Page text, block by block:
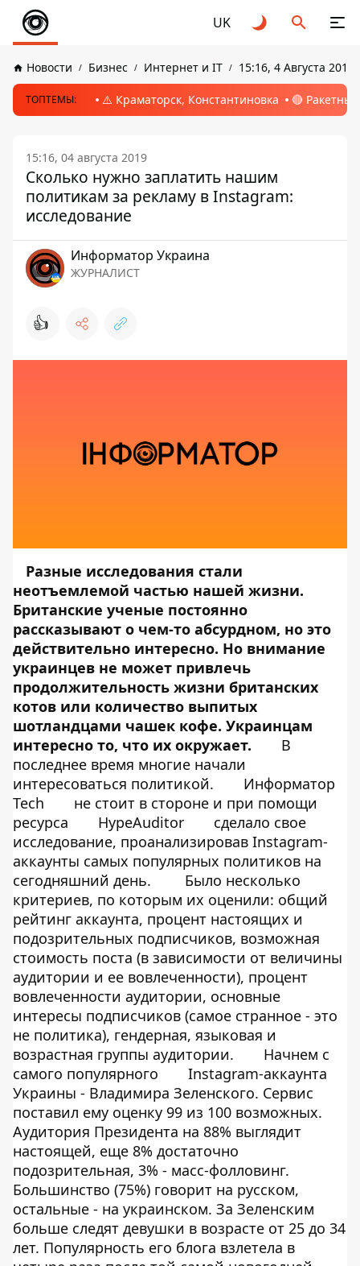
UK
Новости Бизнес Интернет и IT 15:16, 4 Августа 2019
ТОПТЕМЫ: ⚠️ Краматорск, Константиновка 🔴
15:16, 04 августа 2019
Сколько нужно заплатить нашим
политикам за рекламу в Instagram:
исследование
Информатор Украина
ЖУРНАЛИСТ
👍
Разные исследования стали
неотъемлемой частью нашей жизни.
Британские ученые постоянно
рассказывают о чем-то абсурдном, но это
действительно интересно. Но внимание
украинцев не может привлечь
продолжительность жизни британских
котов или количество выпитых
шотландцами чашек кофе. Украинцам
интересно то, что их окружает.
В
последнее время многие начали
интересоваться политикой.
Информатор
Tech
не стоит в стороне и при помощи
ресурса
HypeAuditor
сделало свое
исследование, проанализировав Instagram-
аккаунты самых популярных политиков на
сегодняшний день.
Было несколько
критериев, по которым их оценили: общий
рейтинг аккаунта, процент настоящих и
подозрительных подписчиков, возможная
стоимость поста (в зависимости от величины
аудитории и ее вовлеченности), процент
вовлеченности аудитории, основные
интересы подписчиков (самое странное - это
не политика), гендерная, языковая и
возрастная группы аудитории.
Начнем с
самого популярного
Instagram-аккаунта
Украины - Владимира Зеленского. Сервис
поставил ему оценку 99 из 100 возможных.
Аудитория Президента на 88% выглядит
настоящей, еще 8% достаточно
подозрительная, 3% - масс-фолловинг.
Большинство (75%) говорит на русском,
остальные - на украинском. За Зеленским
больше следят девушки в возрасте от 25 до 34
лет. Популярность его блога взлетела в